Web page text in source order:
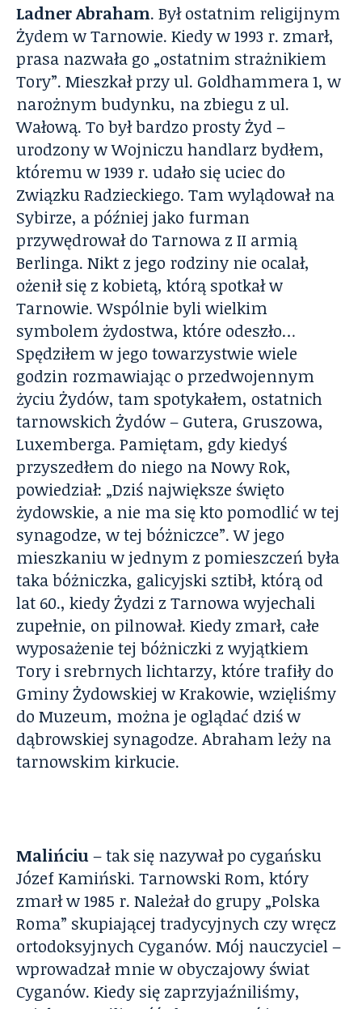
Ladner Abraham. Był ostatnim religijnym
Żydem w Tarnowie. Kiedy w 1993 r. zmarł,
prasa nazwała go „ostatnim strażnikiem
Tory”. Mieszkał przy ul. Goldhammera 1, w
narożnym budynku, na zbiegu z ul.
Wałową. To był bardzo prosty Żyd –
urodzony w Wojniczu handlarz bydłem,
któremu w 1939 r. udało się uciec do
Związku Radzieckiego. Tam wylądował na
Sybirze, a później jako furman
przywędrował do Tarnowa z II armią
Berlinga. Nikt z jego rodziny nie ocalał,
ożenił się z kobietą, którą spotkał w
Tarnowie. Wspólnie byli wielkim
symbolem żydostwa, które odeszło…
Spędziłem w jego towarzystwie wiele
godzin rozmawiając o przedwojennym
życiu Żydów, tam spotykałem, ostatnich
tarnowskich Żydów – Gutera, Gruszowa,
Luxemberga. Pamiętam, gdy kiedyś
przyszedłem do niego na Nowy Rok,
powiedział: „Dziś największe święto
żydowskie, a nie ma się kto pomodlić w tej
synagodze, w tej bóżniczce”. W jego
mieszkaniu w jednym z pomieszczeń była
taka bóżniczka, galicyjski sztibł, którą od
lat 60., kiedy Żydzi z Tarnowa wyjechali
zupełnie, on pilnował. Kiedy zmarł, całe
wyposażenie tej bóżniczki z wyjątkiem
Tory i srebrnych lichtarzy, które trafiły do
Gminy Żydowskiej w Krakowie, wzięliśmy
do Muzeum, można je oglądać dziś w
dąbrowskiej synagodze. Abraham leży na
tarnowskim kirkucie.
Malińciu– tak się nazywał po cygańsku
Józef Kamiński. Tarnowski Rom, który
zmarł w 1985 r. Należał do grupy „Polska
Roma” skupiającej tradycyjnych czy wręcz
ortodoksyjnych Cyganów. Mój nauczyciel –
wprowadzał mnie w obyczajowy świat
Cyganów. Kiedy się zaprzyjaźniliśmy,